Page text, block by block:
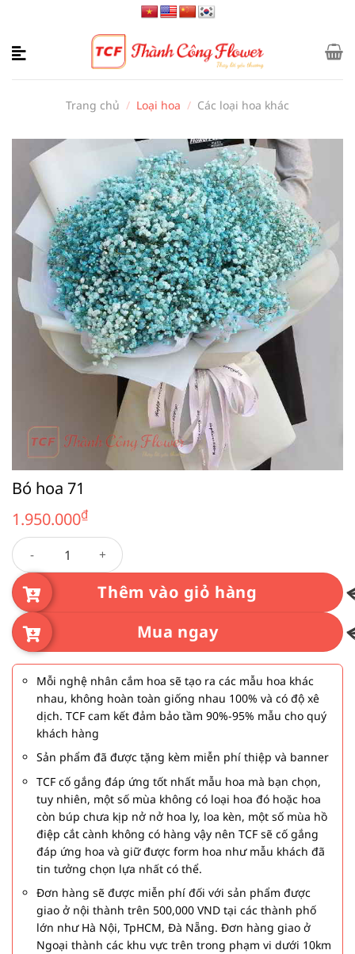
nội
Trang chủ / Loại hoa / Các loại hoa khác
Bó hoa 71
1.950.000₫
Bó hoa 71 số lượng
Thêm vào giỏ hàng
Mua ngay
Mỗi nghệ nhân cắm hoa sẽ tạo ra các mẫu hoa khác
nhau, không hoàn toàn giống nhau 100% và có độ xê
dịch. TCF cam kết đảm bảo tầm 90%-95% mẫu cho quý
khách hàng
Sản phẩm đã được tặng kèm miễn phí thiệp và banner
TCF cố gắng đáp ứng tốt nhất mẫu hoa mà bạn chọn,
tuy nhiên, một số mùa không có loại hoa đó hoặc hoa
còn búp chưa kịp nở nở hoa ly, loa kèn, một số mùa hồ
điệp cắt cành không có hàng vậy nên TCF sẽ cố gắng
đáp ứng hoa và giữ được form hoa như mẫu khách đã
tin tưởng chọn lựa nhất có thể.
Đơn hàng sẽ được miễn phí đối với sản phẩm được
giao ở nội thành trên 500,000 VND tại các thành phố
lớn như Hà Nội, TpHCM, Đà Nẵng. Đơn hàng giao ở
Ngoại thành các khu vực trên trong phạm vi dưới 10km